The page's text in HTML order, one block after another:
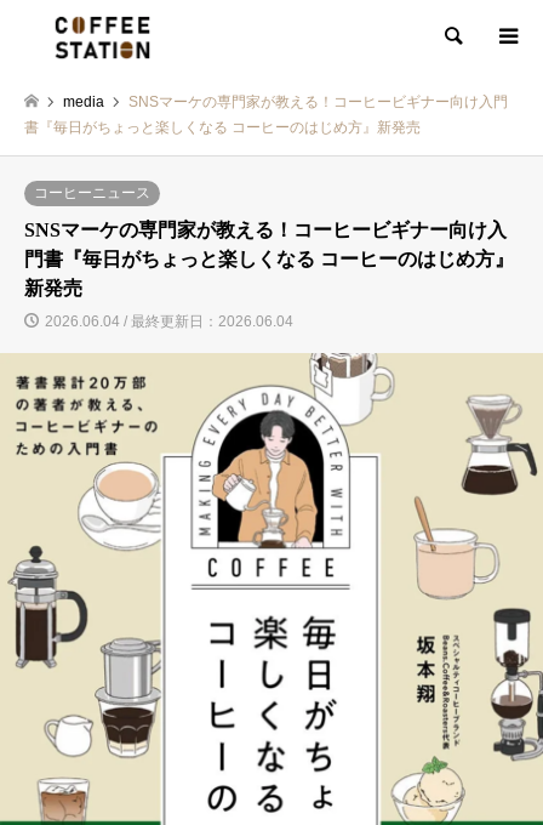
検索
media
SNSマーケの専門家が教える！コーヒービギナー向け入門
書『毎日がちょっと楽しくなる コーヒーのはじめ方』新発売
コーヒーニュース
SNSマーケの専門家が教える！コーヒービギナー向け入
門書『毎日がちょっと楽しくなる コーヒーのはじめ方』
新発売
2026.06.04 / 最終更新日：2026.06.04